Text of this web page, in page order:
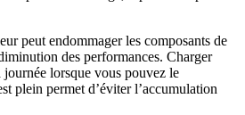
peut endommager les composants de
des performances. Charger
lorsque vous pouvez le
plein permet d’éviter l’accumulation